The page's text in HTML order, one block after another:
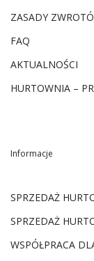
ZASADY
FAQ
AKTUALNOŚCI
HURTOWNIA –
Informacje
SPRZEDAŻ
SPRZEDAŻ
WSPÓŁPRACA